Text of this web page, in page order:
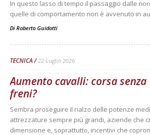
In questo lasso di tempo il passaggio dalle
quelle di comportamento non è avvenuto in
Di Roberto Guidotti
TECNICA 22 Luglio 2026
Aumento cavalli: corsa senza
freni?
Sembra proseguire il rialzo delle potenze
attrezzature sempre più grandi, aziende che
dimensione e, soprattutto, incentivi che